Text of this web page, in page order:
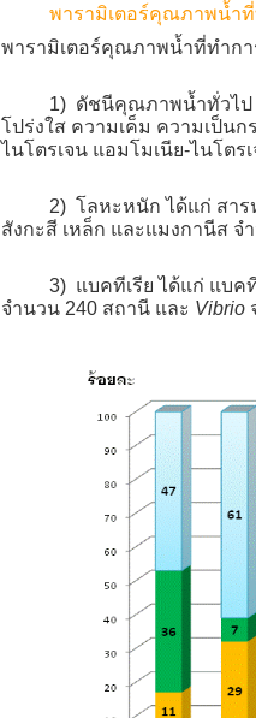
พารามิเตอร์คุณภาพน้ำ
พารามิเตอร์คุณภาพน้ำที่ทำกา
1) ดัชนีคุณภาพน้ำทั่วไป ไ
โปร่งใส ความเค็ม ความเป็นก
ไนโตรเจน แอมโมเนีย-ไนโต
2) โลหะหนัก ได้แก่ สารหนู
สังกะสี เหล็ก และแมงกานีส จ
3) แบคทีเรีย ได้แก่ แบคที
จำนวน 240 สถานี และ Vibrio